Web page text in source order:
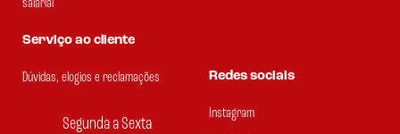
salarial
Serviço ao cliente
Dúvidas, elogios e reclamações
Segunda a Sexta
Redes sociais
Instagram